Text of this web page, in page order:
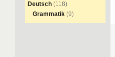
Deutsch (118)
Grammatik (9)